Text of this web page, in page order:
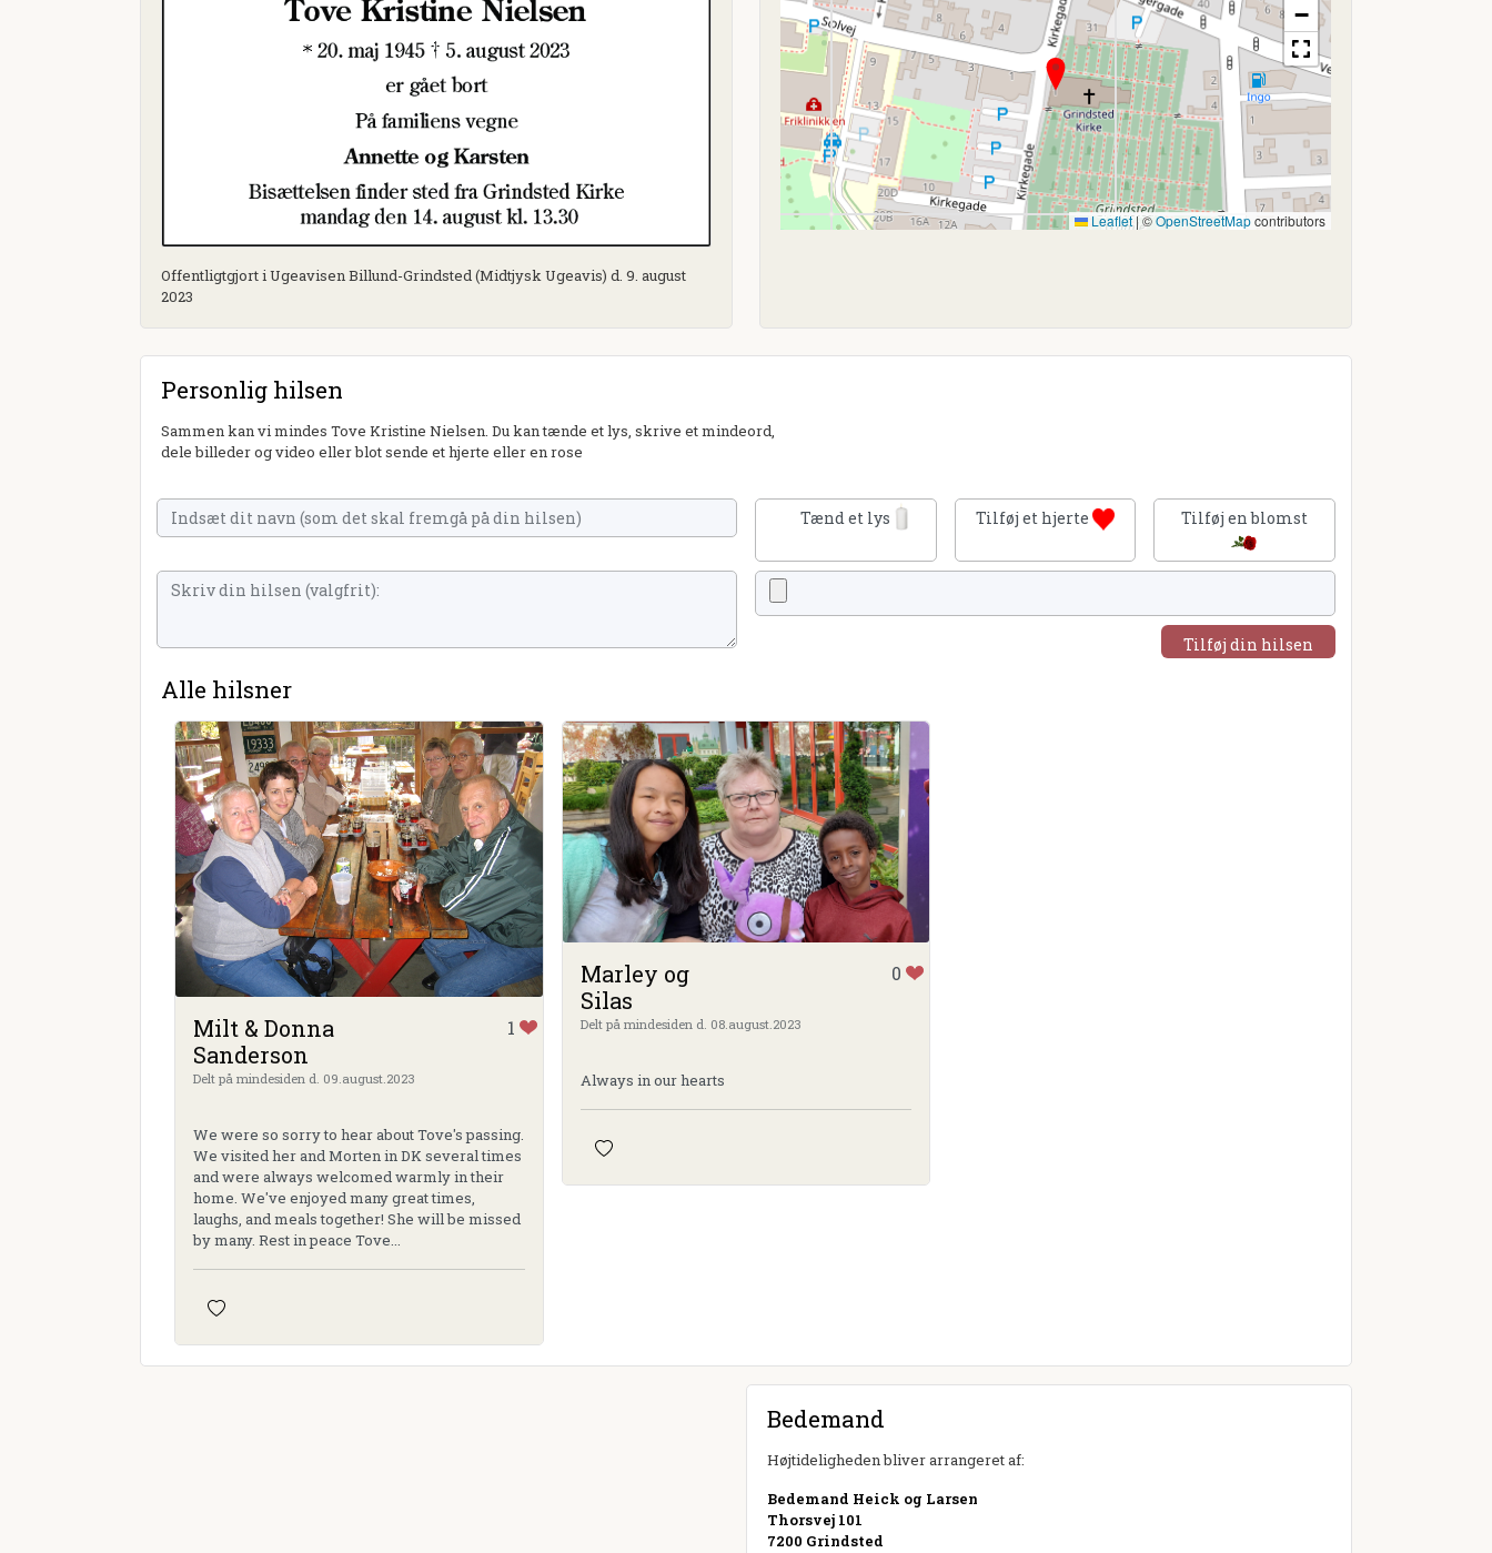
Offentligtgjort i Ugeavisen Billund-Grindsted (Midtjysk Ugeavis) d. 9. august
2023
−
Leaflet |©OpenStreetMapcontributors
Personlig hilsen
Sammen kan vi mindes Tove Kristine Nielsen. Du kan tænde et lys, skrive et mindeord,
dele billeder og video eller blot sende et hjerte eller en rose
Tænd et lys Tilføj et hjerte Tilføj en blomst
Tilføj din hilsen
Alle hilsner
Milt & Donna
Sanderson
1
Delt på mindesiden d. 09.august.2023
We were so sorry to hear about Tove's passing.
We visited her and Morten in DK several times
and were always welcomed warmly in their
home. We've enjoyed many great times,
laughs, and meals together! She will be missed
by many. Rest in peace Tove...
Marley og
Silas
0
Delt på mindesiden d. 08.august.2023
Always in our hearts
Bedemand
Højtideligheden bliver arrangeret af:
Bedemand Heick og Larsen
Thorsvej 101
7200 Grindsted